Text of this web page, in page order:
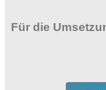
Für die